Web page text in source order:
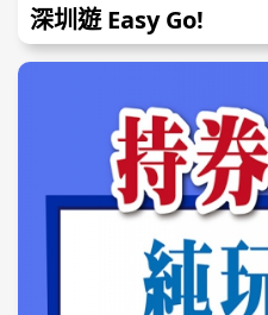
深圳遊 Easy Go!